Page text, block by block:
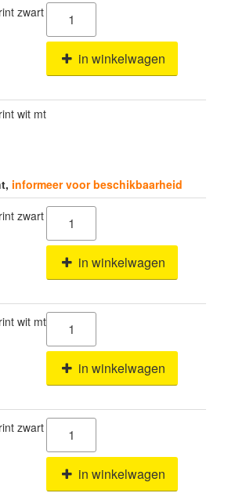
zwart
in winkelwagen
wit mt
informeer voor beschikbaarheid
zwart
in winkelwagen
wit mt
in winkelwagen
zwart
in winkelwagen